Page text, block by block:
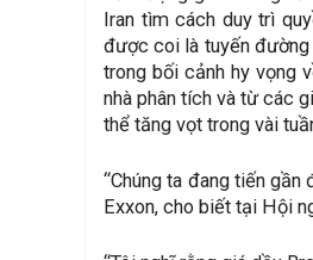
Iran tìm cách duy trì
được coi là tuyến đường
trong bối cảnh hy vọng
nhà phân tích và từ các
thể tăng vọt trong vài
“Chúng ta đang tiến
Exxon, cho biết tại Hội